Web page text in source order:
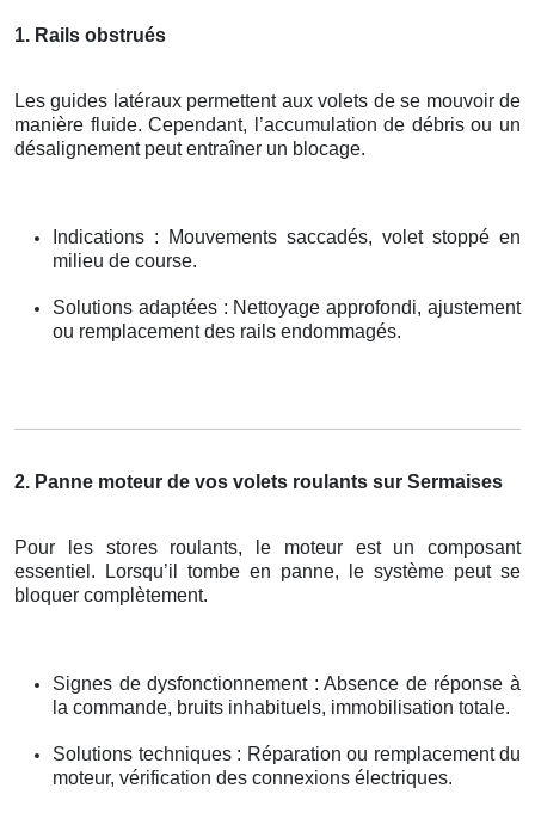
1. Rails obstrués
Les guides latéraux permettent aux volets de se mouvoir de
manière fluide. Cependant, l’accumulation de débris ou un
désalignement peut entraîner un blocage.
Indications : Mouvements saccadés, volet stoppé en
milieu de course.
Solutions adaptées : Nettoyage approfondi, ajustement
ou remplacement des rails endommagés.
2. Panne moteur de vos volets roulants sur Sermaises
Pour les stores roulants, le moteur est un composant
essentiel. Lorsqu’il tombe en panne, le système peut se
bloquer complètement.
Signes de dysfonctionnement : Absence de réponse à
la commande, bruits inhabituels, immobilisation totale.
Solutions techniques : Réparation ou remplacement du
moteur, vérification des connexions électriques.